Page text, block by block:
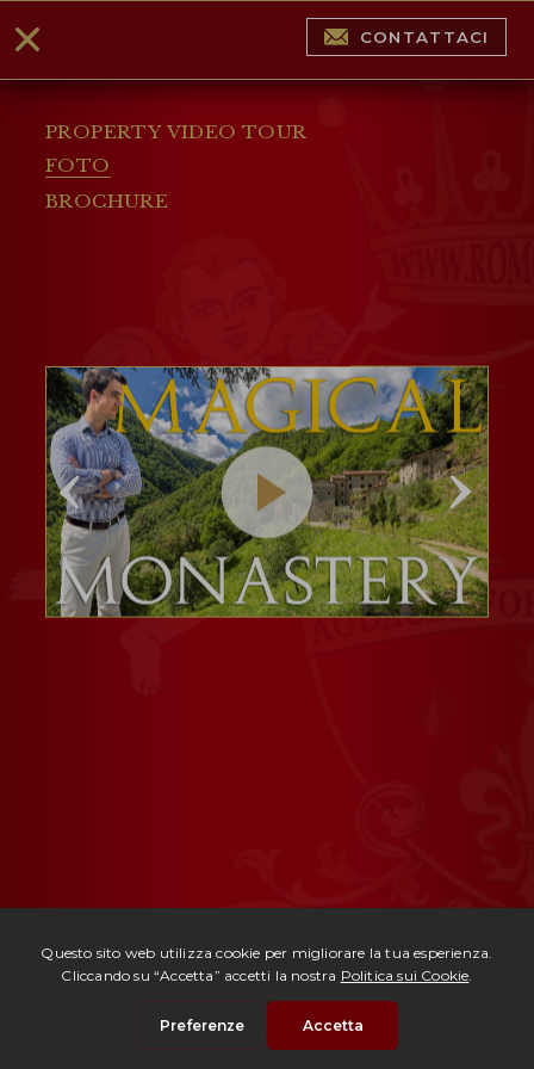
PROPERTY VIDEO TOUR
FOTO
BROCHURE
CONTATTACI
Monastero Lucca
| € 1.980.000